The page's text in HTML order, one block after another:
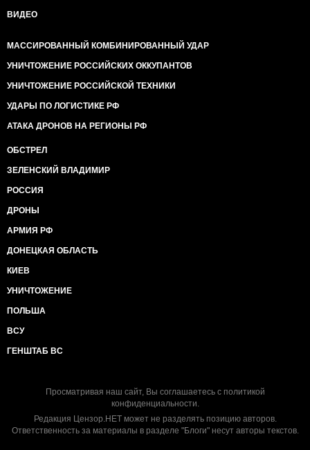
ВИДЕО
МАССИРОВАННЫЙ КОМБИНИРОВАННЫЙ УДАР
УНИЧТОЖЕНИЕ РОССИЙСКИХ ОККУПАНТОВ
УНИЧТОЖЕНИЕ РОССИЙСКОЙ ТЕХНИКИ
УДАРЫ ПО ЛОГИСТИКЕ РФ
АТАКА ДРОНОВ НА РЕГИОНЫ РФ
ОБСТРЕЛ
ЗЕЛЕНСКИЙ ВЛАДИМИР
РОССИЯ
ДРОНЫ
АРМИЯ РФ
ДОНЕЦКАЯ ОБЛАСТЬ
КИЕВ
УНИЧТОЖЕНИЕ
ПОЛЬША
ВСУ
ГЕНШТАБ ВС
Просматривая наш сайт, Вы соглашаетесь с политикой
конфиденциальности.
Редакция Цензор.НЕТ может не разделять позицию авторов.
Ответственность за материалы в разделе "Блоги" несут авторы текстов.